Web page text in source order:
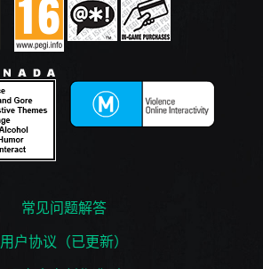
常见问题解答
用户协议（已更新）